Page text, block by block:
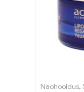
Näohooldus,